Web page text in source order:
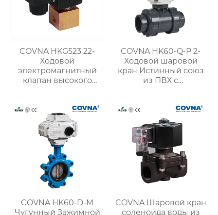
COVNA HKG523 22-
Ходовой
электромагнитный
клапан высокого
COVNA HK60-Q-P 2-
Ходовой шаровой
кран Истинный союз
из ПВХ с
COVNA HK60-D-M
Чугунный Зажимной
COVNA Шаровой кран
соленоида воды из